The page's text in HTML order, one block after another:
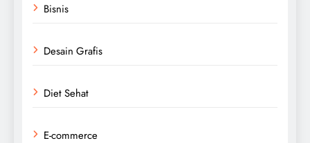
Bisnis
Desain Grafis
Diet Sehat
E-commerce